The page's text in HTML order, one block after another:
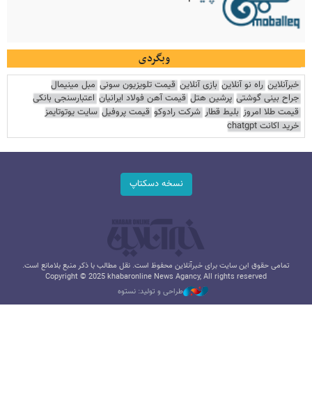
وبگردی
خبرآنلاین راه نو آنلاین بازی آنلاین قیمت تلویزیون سونی مبل مینیمال
جراح بینی گوشتی پرشین هتل قیمت آهن فولاد ایرانیان اعتبارسنجی بانکی
قیمت طلا امروز بلیط قطار شرکت رادوکو قیمت پروفیل سایت یوتوتایمز
خرید اکانت chatgpt
نسخه دسکتاپ
تمامی حقوق این سایت برای خبرآنلاین محفوظ است. نقل مطالب با ذکر منبع بلامانع است.
Copyright © 2025 khabaronline News Agancy, All rights reserved
طراحی و تولید: نستوه